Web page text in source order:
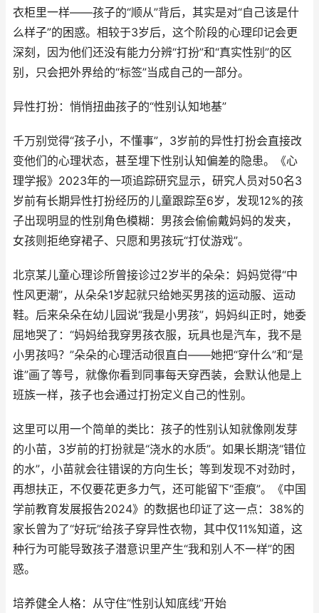
衣柜里一样——孩子的“顺从”背后，其实是对“自己该是什
么样子”的困惑。相较于3岁后，这个阶段的心理印记会更
深刻，因为他们还没有能力分辨“打扮”和“真实性别”的区
别，只会把外界给的“标签”当成自己的一部分。
异性打扮：悄悄扭曲孩子的“性别认知地基”
千万别觉得“孩子小，不懂事”，3岁前的异性打扮会直接改
变他们的心理状态，甚至埋下性别认知偏差的隐患。《心
理学报》2023年的一项追踪研究显示，研究人员对50名3
岁前有长期异性打扮经历的儿童跟踪至6岁，发现12%的孩
子出现明显的性别角色模糊：男孩会偷偷戴妈妈的发夹，
女孩则拒绝穿裙子、只愿和男孩玩“打仗游戏”。
北京某儿童心理诊所曾接诊过2岁半的朵朵：妈妈觉得“中
性风更潮”，从朵朵1岁起就只给她买男孩的运动服、运动
鞋。后来朵朵在幼儿园说“我是小男孩”，妈妈纠正时，她委
屈地哭了：“妈妈给我穿男孩衣服，玩具也是汽车，我不是
小男孩吗？”朵朵的心理活动很直白——她把“穿什么”和“是
谁”画了等号，就像你看到同事每天穿西装，会默认他是上
班族一样，孩子也会通过打扮定义自己的性别。
这里可以用一个简单的类比：孩子的性别认知就像刚发芽
的小苗，3岁前的打扮就是“浇水的水质”。如果长期浇“错位
的水”，小苗就会往错误的方向生长；等到发现不对劲时，
再想扶正，不仅要花更多力气，还可能留下“歪痕”。《中国
学前教育发展报告2024》的数据也印证了这一点：38%的
家长曾为了“好玩”给孩子穿异性衣物，其中仅11%知道，这
种行为可能导致孩子潜意识里产生“我和别人不一样”的困
惑。
培养健全人格：从守住“性别认知底线”开始